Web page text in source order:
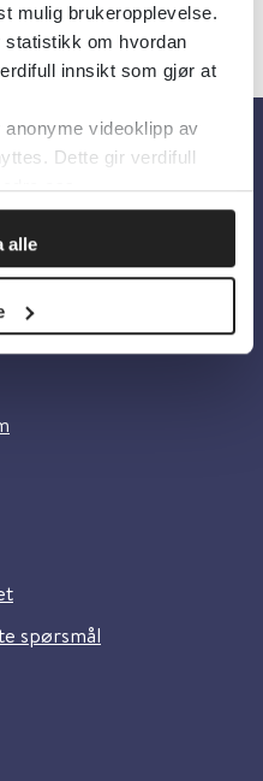
mulig brukeropplevelse.
om hvordan
innsikt som gjør at
videoklipp av
Dette gir verdifull
oss.
alle
spørsmål